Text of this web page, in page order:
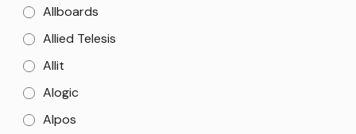
Allboards
Allied Telesis
Allit
Alogic
Alpos